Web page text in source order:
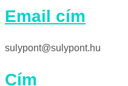
Email cím
sulypont@sulypont.hu
Cím